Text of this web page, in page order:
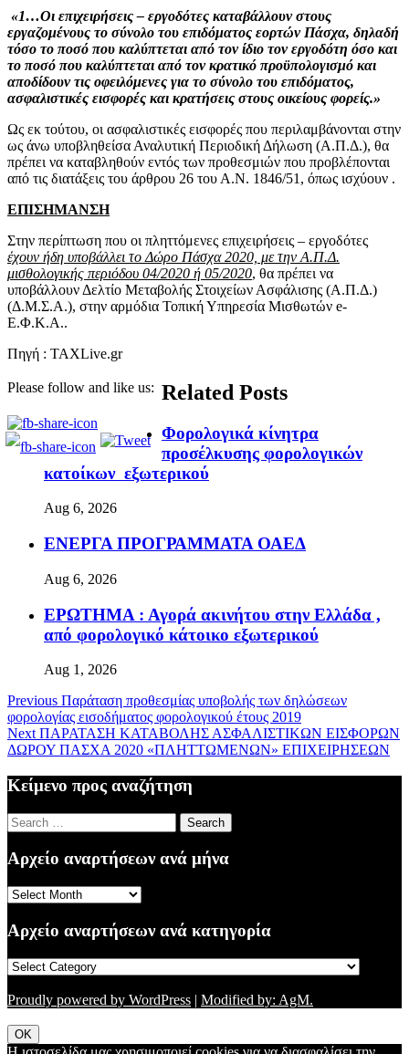
«1…Οι επιχειρήσεις – εργοδότες καταβάλλουν στους
εργαζομένους το σύνολο του επιδόματος εορτών Πάσχα, δηλαδή
τόσο το ποσό που καλύπτεται από τον ίδιο τον εργοδότη όσο και
το ποσό που καλύπτεται από τον κρατικό προϋπολογισμό και
αποδίδουν τις οφειλόμενες για το σύνολο του επιδόματος,
ασφαλιστικές εισφορές και κρατήσεις στους οικείους φορείς.»
Ως εκ τούτου, οι ασφαλιστικές εισφορές που περιλαμβάνονται στην
ως άνω υποβληθείσα Αναλυτική Περιοδική Δήλωση (Α.Π.Δ.), θα
πρέπει να καταβληθούν εντός των προθεσμιών που προβλέπονται
από τις διατάξεις του άρθρου 26 του Α.Ν. 1846/51, όπως ισχύουν .
ΕΠΙΣΗΜΑΝΣΗ
Στην περίπτωση που οι πληττόμενες επιχειρήσεις – εργοδότες
έχουν ήδη υποβάλλει το Δώρο Πάσχα 2020, με την Α.Π.Δ.
μισθολογικής περιόδου 04/2020 ή 05/2020, θα πρέπει να
υποβάλλουν Δελτίο Μεταβολής Στοιχείων Ασφάλισης (Α.Π.Δ.)
(Δ.Μ.Σ.Α.), στην αρμόδια Τοπική Υπηρεσία Μισθωτών e-
Ε.Φ.Κ.Α..
Πηγή : TAXLive.gr
Please follow and like us: Related Posts
Φορολογικά κίνητρα
προσέλκυσης φορολογικών
κατοίκων εξωτερικού
Aug 6, 2026
ΕΝΕΡΓΑ ΠΡΟΓΡΑΜΜΑΤΑ ΟΑΕΔ
Aug 6, 2026
ΕΡΩΤΗΜΑ : Αγορά ακινήτου στην Ελλάδα ,
από φορολογικό κάτοικο εξωτερικού
Aug 1, 2026
Previous Παράταση προθεσμίας υποβολής των δηλώσεων
φορολογίας εισοδήματος φορολογικού έτους 2019
Next ΠΑΡΑΤΑΣΗ ΚΑΤΑΒΟΛΗΣ ΑΣΦΑΛΙΣΤΙΚΩΝ ΕΙΣΦΟΡΩΝ
ΔΩΡΟΥ ΠΑΣΧΑ 2020 «ΠΛΗΤΤΩΜΕΝΩΝ» ΕΠΙΧΕΙΡΗΣΕΩΝ
Κείμενο προς αναζήτηση
Search
for:
Αρχείο αναρτήσεων ανά μήνα
Αρχείο
ανά
μήνα
Αρχείο αναρτήσεων ανά κατηγορία
Αρχείο
ανά
Proudly powered by WordPress | Modified by: AgM.
OK